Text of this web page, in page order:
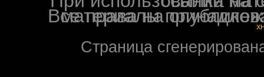
Все права на опубликованные на форуме
Страница